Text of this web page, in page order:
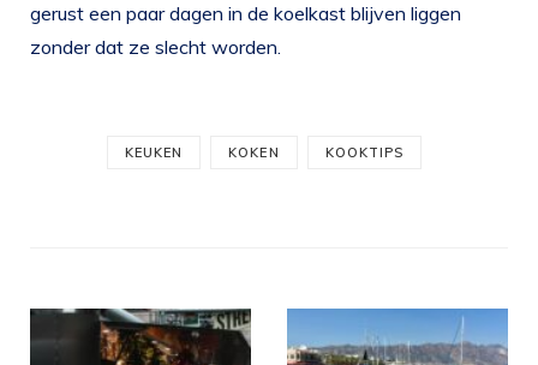
gerust een paar dagen in de koelkast blijven liggen
zonder dat ze slecht worden.
KEUKEN KOKEN KOOKTIPS